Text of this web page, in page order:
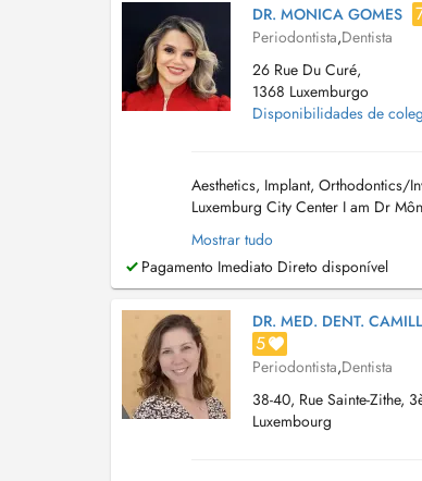
DR. MONICA GOMES
Periodontista,Dentista
26 Rue Du Curé,
1368 Luxemburgo
Disponibilidades de
Aesthetics, Implant, Orthodontics/
Luxemburg City Center I am Dr
training and multidisciplinary
Mostrar tudo
Pagamento Imediato Direto disponível
DR. MED. DENT.
5
Periodontista,Dentista
38-40, Rue Sainte-Zithe,
Luxembourg